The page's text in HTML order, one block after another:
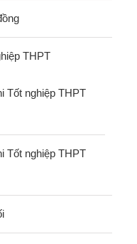
THPT
Tốt nghiệp THPT
Tốt nghiệp THPT